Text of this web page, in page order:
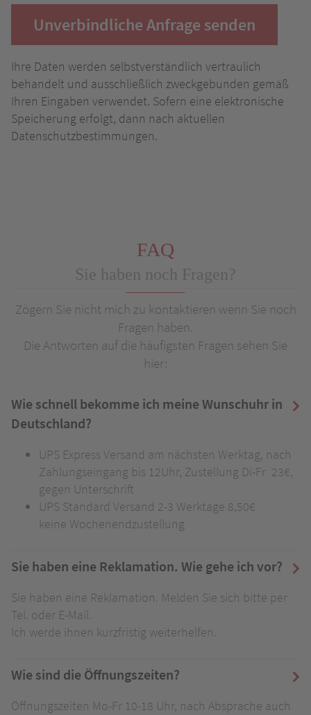
Unverbindliche Anfrage senden
Ihre Daten werden selbstverständlich vertraulich
behandelt und ausschließlich zweckgebunden gemäß
Ihren Eingaben verwendet. Sofern eine elektronische
Speicherung erfolgt, dann nach aktuellen
Datenschutzbestimmungen.
FAQ
Sie haben noch Fragen?
Zögern Sie nicht mich zu kontaktieren wenn Sie noch
Fragen haben.
Die Antworten auf die häufigsten Fragen sehen Sie
hier:
Wie schnell bekomme ich meine Wunschuhr in
Deutschland?
UPS Express Versand am nächsten Werktag, nach
Zahlungseingang bis 12Uhr, Zustellung Di-Fr 23€,
gegen Unterschrift
UPS Standard Versand 2-3 Werktage 8,50€
keine Wochenendzustellung
Sie haben eine Reklamation. Wie gehe ich vor?
Sie haben eine Reklamation. Melden Sie sich bitte per
Tel. oder E-Mail.
Ich werde ihnen kurzfristig weiterhelfen.
Wie sind die Öffnungszeiten?
Öffnungszeiten Mo-Fr 10-18 Uhr, nach Absprache auch